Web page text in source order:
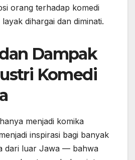
orang terhadap komedi
dihargai dan diminati.
Dampak
Komedi
menjadi komika
inspirasi bagi banyak
dari luar Jawa — bahwa